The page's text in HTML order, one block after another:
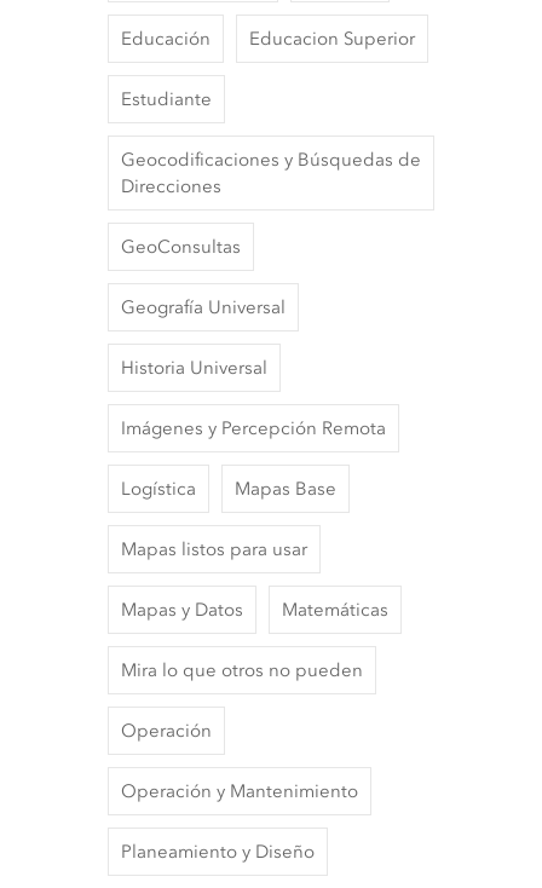
Educación Educacion Superior
Estudiante
Geocodificaciones y Búsquedas de
Direcciones
GeoConsultas
Geografía Universal
Historia Universal
Imágenes y Percepción Remota
Logística Mapas Base
Mapas listos para usar
Mapas y Datos Matemáticas
Mira lo que otros no pueden
Operación
Operación y Mantenimiento
Planeamiento y Diseño